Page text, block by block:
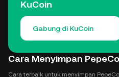
KuCoin
Gabung di KuCoin
Cara Menyimpan
Cara terbaik untuk menyimpan